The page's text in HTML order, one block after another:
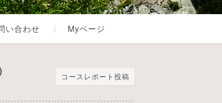
い合わせ Myページ
コースレポート投稿